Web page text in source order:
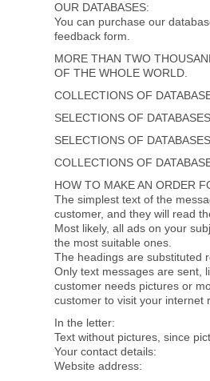
OUR DATABASES:
You can purchase our
feedback form.
MORE THAN TWO
OF THE WHOLE WORLD.
COLLECTIONS OF
SELECTIONS OF
SELECTIONS OF
COLLECTIONS OF
HOW TO MAKE AN ORDER
The simplest text of the
customer, and they will read
Most likely, all ads on your
the most suitable ones.
The headings are substituted
Only text messages are sent,
customer needs pictures or
customer to visit your internet
In the letter:
Text without pictures, since
Your contact details:
Website address: